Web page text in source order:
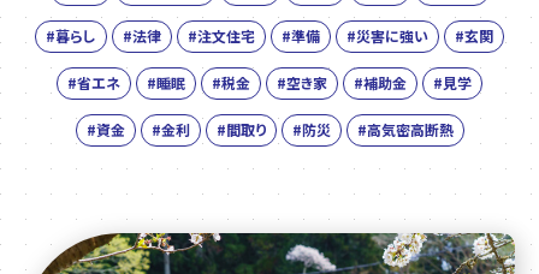
#暮らし #法律 #注文住宅 #準備 #災害に強い #玄関
#省エネ #睡眠 #税金 #空き家 #補助金 #見学
#資金 #金利 #間取り #防災 #高気密高断熱